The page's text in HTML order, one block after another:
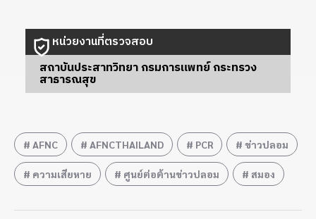
หน่วยงานที่ตรวจสอบ
สถาบันประสาทวิทยา กรมการแพทย์ กระทรวง
สาธารณสุข
AFNC AFNCTHAILAND PCR ข่าวปลอม
ความเสียหาย ศูนย์ต่อต้านข่าวปลอม สมอง